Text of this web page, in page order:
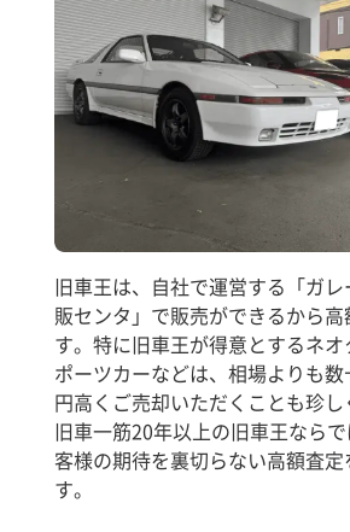
旧車王は、自社で運営する「ガ
販センタ」で販売ができるから
す。特に旧車王が得意とするネ
ポーツカーなどは、相場よりも
円高くご売却いただくことも珍し
旧車一筋20年以上の旧車王なら
客様の期待を裏切らない高額査
す。